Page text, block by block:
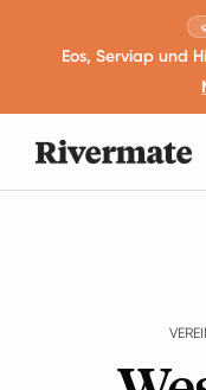
Eos, Serviap und